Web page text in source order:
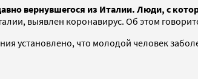
вернувшегося из Италии. Люди, с
выявлен коронавирус. Об этом
установлено, что молодой человек